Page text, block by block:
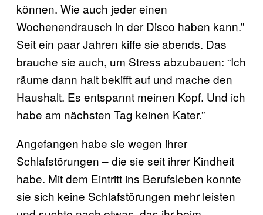
können. Wie auch jeder einen
Wochenendrausch in der Disco haben kann.”
Seit ein paar Jahren kiffe sie abends. Das
brauche sie auch, um Stress abzubauen: “Ich
räume dann halt bekifft auf und mache den
Haushalt. Es entspannt meinen Kopf. Und ich
habe am nächsten Tag keinen Kater.”
Angefangen habe sie wegen ihrer
Schlafstörungen – die sie seit ihrer Kindheit
habe. Mit dem Eintritt ins Berufsleben konnte
sie sich keine Schlafstörungen mehr leisten